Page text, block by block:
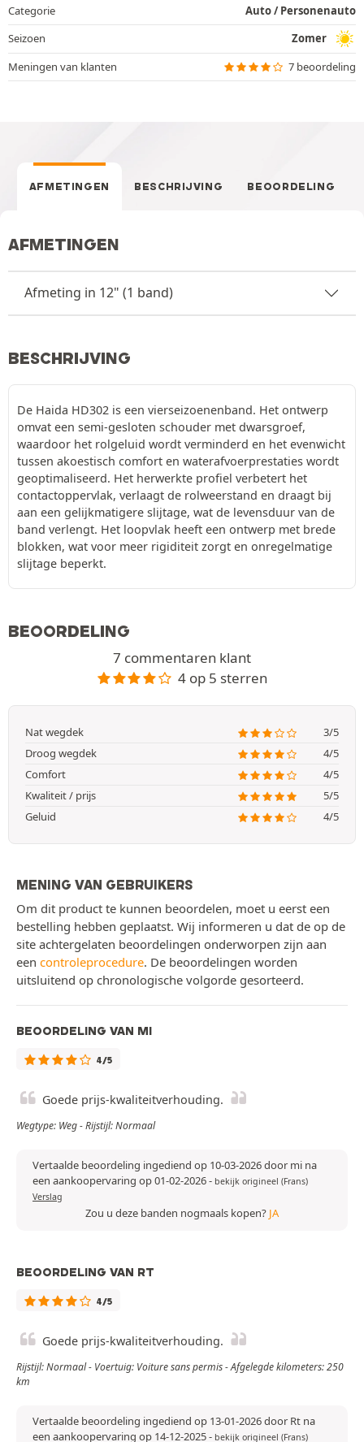
Categorie
Auto / Personenauto
Seizoen
Zomer
Meningen van klanten
7 beoordeling
AFMETINGEN BESCHRIJVING BEOORDELING
AFMETINGEN
Afmeting in 12" (1 band)
BESCHRIJVING
De Haida HD302 is een vierseizoenenband. Het ontwerp
omvat een semi-gesloten schouder met dwarsgroef,
waardoor het rolgeluid wordt verminderd en het evenwicht
tussen akoestisch comfort en waterafvoerprestaties wordt
geoptimaliseerd. Het herwerkte profiel verbetert het
contactoppervlak, verlaagt de rolweerstand en draagt bij
aan een gelijkmatigere slijtage, wat de levensduur van de
band verlengt. Het loopvlak heeft een ontwerp met brede
blokken, wat voor meer rigiditeit zorgt en onregelmatige
slijtage beperkt.
BEOORDELING
7 commentaren klant
4 op 5 sterren
Nat wegdek
3/5
Droog wegdek
4/5
Comfort
4/5
Kwaliteit / prijs
5/5
Geluid
4/5
MENING VAN GEBRUIKERS
Om dit product te kunnen beoordelen, moet u eerst een
bestelling hebben geplaatst. Wij informeren u dat de op de
site achtergelaten beoordelingen onderworpen zijn aan
een controleprocedure. De beoordelingen worden
uitsluitend op chronologische volgorde gesorteerd.
BEOORDELING VAN MI
4/5
Goede prijs-kwaliteitverhouding.
Wegtype: Weg - Rijstijl: Normaal
Vertaalde beoordeling ingediend op 10-03-2026 door mi na
een aankoopervaring op 01-02-2026- bekijk origineel (Frans)
Verslag
Zou u deze banden nogmaals kopen? JA
BEOORDELING VAN RT
4/5
Goede prijs-kwaliteitverhouding.
Rijstijl: Normaal - Voertuig: Voiture sans permis - Afgelegde kilometers: 250
km
Vertaalde beoordeling ingediend op 13-01-2026 door Rt na
een aankoopervaring op 14-12-2025- bekijk origineel (Frans)